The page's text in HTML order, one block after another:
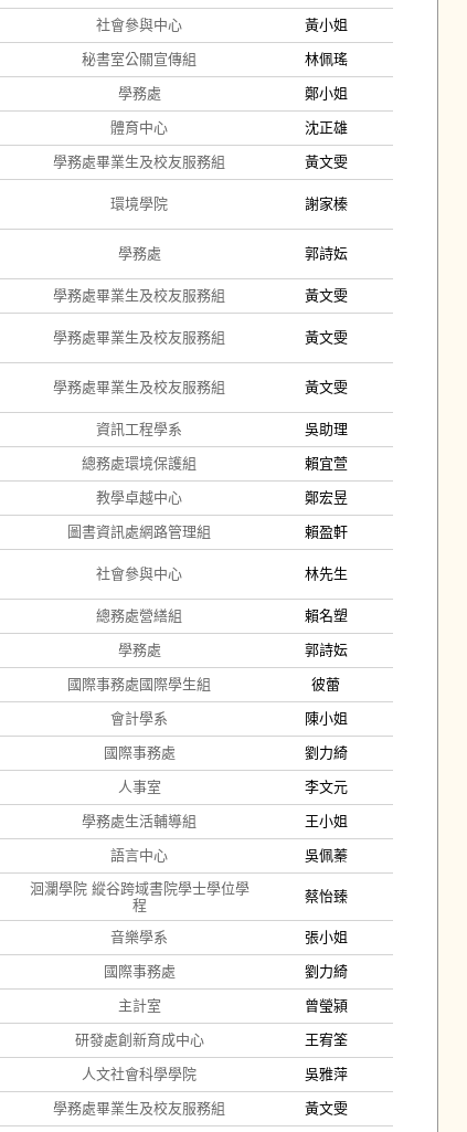
社會參與中心 黃小姐
秘書室公關宣傳組 林佩瑤
學務處 鄭小姐
體育中心 沈正雄
學務處畢業生及校友服務組 黃文雯
環境學院 謝家榛
學務處 郭詩妘
學務處畢業生及校友服務組 黃文雯
學務處畢業生及校友服務組 黃文雯
學務處畢業生及校友服務組 黃文雯
資訊工程學系 吳助理
總務處環境保護組 賴宜萱
教學卓越中心 鄭宏昱
圖書資訊處網路管理組 賴盈軒
社會參與中心 林先生
總務處營繕組 賴名塑
學務處 郭詩妘
國際事務處國際學生組 彼蕾
會計學系 陳小姐
國際事務處 劉力綺
人事室 李文元
學務處生活輔導組 王小姐
語言中心 吳佩蓁
洄瀾學院 縱谷跨域書院學士學位學
程
蔡怡臻
音樂學系 張小姐
國際事務處 劉力綺
主計室 曾瑩潁
研發處創新育成中心 王宥筌
人文社會科學學院 吳雅萍
學務處畢業生及校友服務組 黃文雯